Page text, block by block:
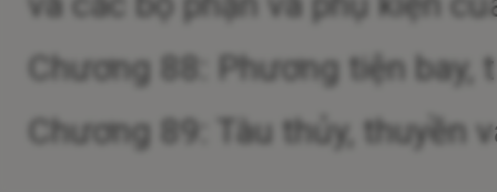
Chương 88: Phương tiện bay,
Chương 89: Tàu thủy, thuyền